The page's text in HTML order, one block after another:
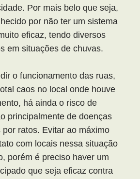
Por mais belo que seja,
por não ter um sistema
eficaz, tendo diversos
em situações de chuvas.
o funcionamento das ruas,
caos no local onde houve
há ainda o risco de
principalmente de doenças
por ratos. Evitar ao máximo
com locais nessa situação
porém é preciso haver um
que seja eficaz contra